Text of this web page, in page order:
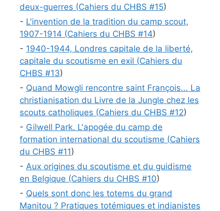
deux-guerres (Cahiers du CHBS #15)
- L'invention de la tradition du camp scout,
1907-1914 (Cahiers du CHBS #14)
- 1940-1944, Londres capitale de la liberté,
capitale du scoutisme en exil (Cahiers du
CHBS #13)
- Quand Mowgli rencontre saint François... La
christianisation du Livre de la Jungle chez les
scouts catholiques (Cahiers du CHBS #12)
- Gilwell Park. L'apogée du camp de
formation international du scoutisme (Cahiers
du CHBS #11)
- Aux origines du scoutisme et du guidisme
en Belgique (Cahiers du CHBS #10)
- Quels sont donc les totems du grand
Manitou ? Pratiques totémiques et indianistes